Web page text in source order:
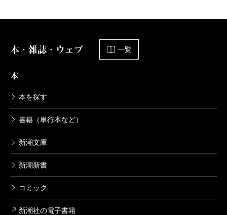
本・雑誌・ウェブ 一覧
本
本を探す
書籍（単行本など）
新潮文庫
新潮新書
コミック
新潮社の電子書籍